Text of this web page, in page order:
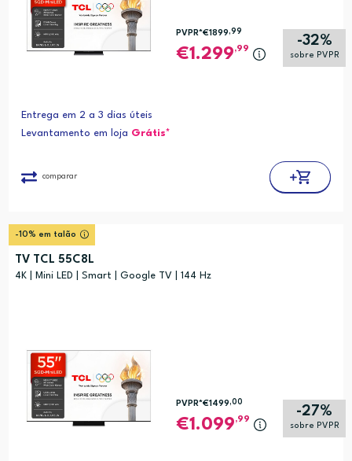
-32%
sobre PVPR
PVPR*€1899,99
1.299,99
Entrega em 2 a 3 dias úteis
Levantamento em loja Grátis*
comparar
-10% em talão
TV TCL 55C8L
4K | Mini LED | Smart | Google TV | 144 Hz
-27%
sobre PVPR
PVPR*€1499 ,00
1.099,99